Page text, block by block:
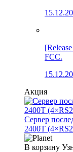
FCC.
Акция
Сервер
2400T
В корзину